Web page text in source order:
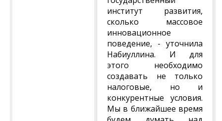
институт развития,
сколько массовое
инновационное
поведение, - уточнила
Набиуллина. И для
этого необходимо
создавать не только
налоговые, но и
конкурентные условия.
Мы в ближайшее время